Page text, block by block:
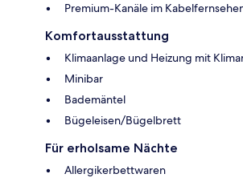
Premium-Kanäle im
Komfortausstattung
Klimaanlage und Heizung mit
Minibar
Bademäntel
Bügeleisen/Bügelbrett
Für erholsame Nächte
Allergikerbettwaren